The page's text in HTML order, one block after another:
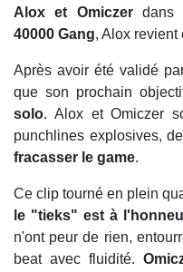
Alox et Omiczerdans
40000 Gang, Alox revient
Après avoir été validé
que son prochain
solo. Alox et Omiczer
punchlines explosives,
fracasser le game.
Ce clip tourné en plein
le "tieks" est à
n'ont peur de rien,
beat avec fluidité.